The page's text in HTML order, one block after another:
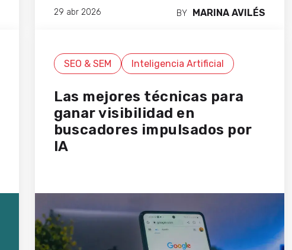
29 abr 2026 BY MARINA AVILÉS
SEO & SEM Inteligencia Artificial
Las mejores técnicas para
ganar visibilidad en
buscadores impulsados por
IA